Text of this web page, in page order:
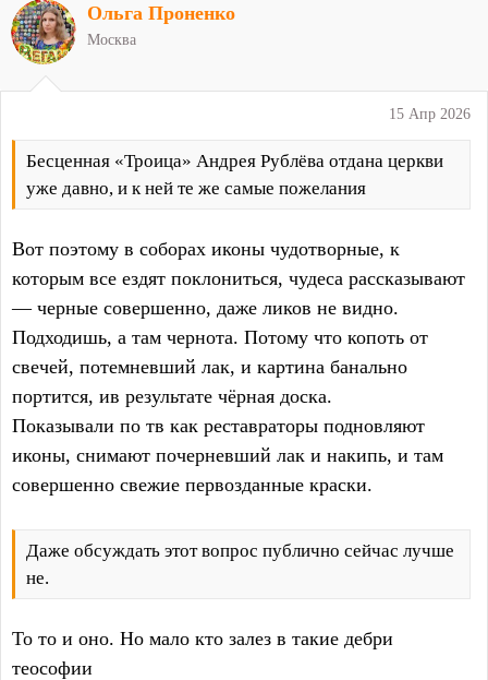
15 Апр 2026
Бесценная «Троица» Андрея Рублёва отдана церкви
уже давно, и к ней те же самые пожелания
Вот поэтому в соборах иконы чудотворные, к
которым все ездят поклониться, чудеса рассказывают
— черные совершенно, даже ликов не видно.
Подходишь, а там чернота. Потому что копоть от
свечей, потемневший лак, и картина банально
портится, ив результате чёрная доска.
Показывали по тв как реставраторы подновляют
иконы, снимают почерневший лак и накипь, и там
совершенно свежие первозданные краски.
Даже обсуждать этот вопрос публично сейчас лучше
не.
То то и оно. Но мало кто залез в такие дебри
теософии
Ольга Проненко
Москва